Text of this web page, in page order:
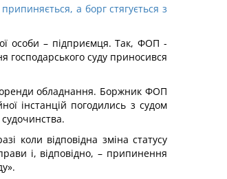
а борг стягується з
особи – підприємця. Так, ФОП -
господарського суду приносився
оренди обладнання. Боржник ФОП
інстанцій погодились з судом
коли відповідна зміна статусу
і, відповідно, – припинення